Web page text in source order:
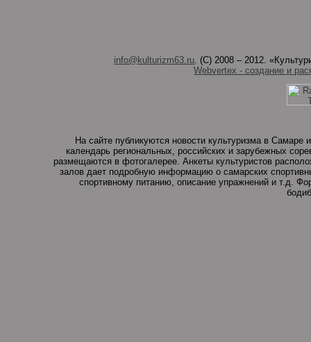
info@kulturizm63.ru. (C) 2008 – 2012.
Webvertex - создание и
На сайте публикуются новости культуризма в
календарь региональных, российских и зарубежных
размещаются в фотогалерее. Анкеты культуристов
залов дает подробную информацию о самарских
спортивному питанию, описание упражнений и т.д.